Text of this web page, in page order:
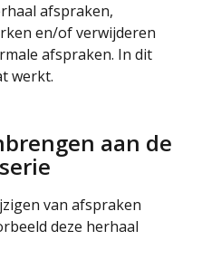
afspraken,
en/of verwijderen
afspraken. In dit
werkt.
aan de
van afspraken
deze herhaal